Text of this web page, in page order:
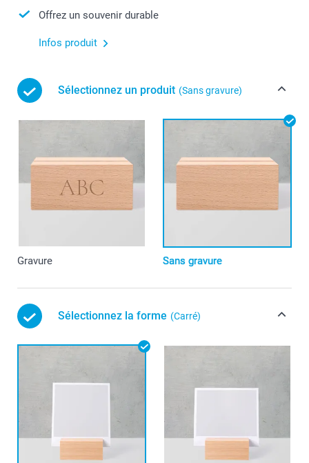
Offrez un souvenir durable
Infos produit
Sélectionnez un produit (Sans gravure)
Gravure Sans gravure
Sélectionnez la forme (Carré)